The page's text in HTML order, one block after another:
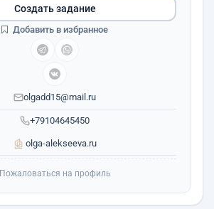
+79104645450
olgadd15@mail.ru
olga-alekseeva.ru
Создать задание
Добавить в избранное
Пожаловаться на профиль